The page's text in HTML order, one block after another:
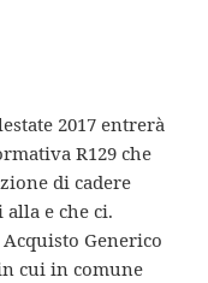
2017 entrerà
R129 che
di cadere
e che ci.
Generico
cui in comune